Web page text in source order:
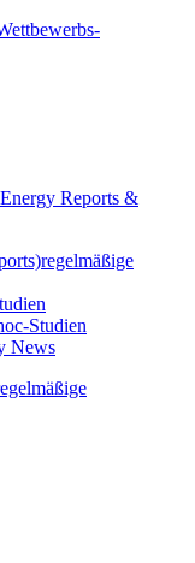
Energy Reports &
regelmäßige
Studien
News